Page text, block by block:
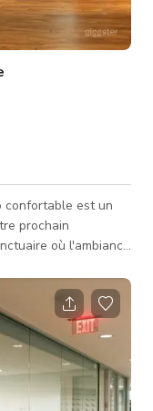
confortable est un
prochain
où l'ambiance
Idéal pour : -
- Retraites
d'une journée - Cours privés - Création de contenu Inclus dans